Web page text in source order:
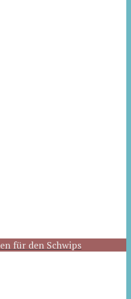
für den Schwips